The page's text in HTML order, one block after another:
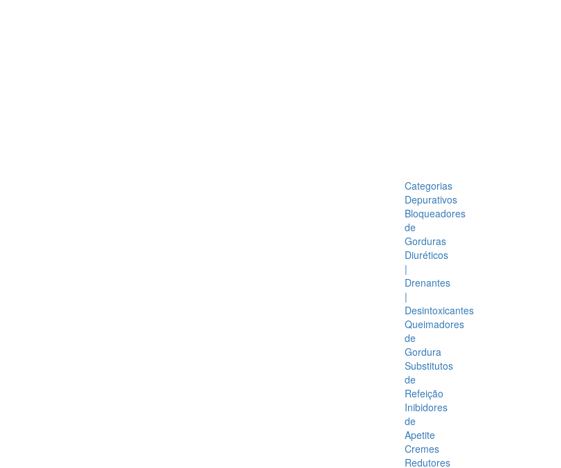
Categorias
Depurativos
Bloqueadores
de
Gorduras
Diuréticos
|
Drenantes
|
Desintoxicantes
Queimadores
de
Gordura
Substitutos
de
Refeição
Inibidores
de
Apetite
Cremes
Redutores